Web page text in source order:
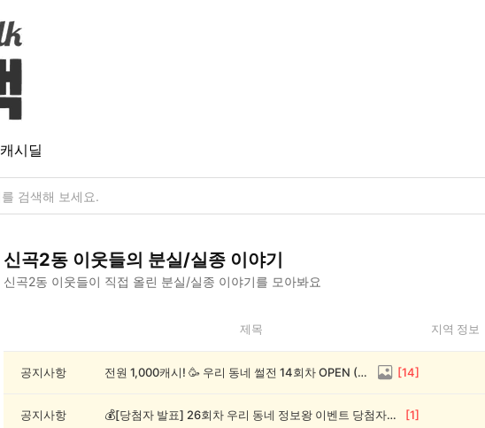
캐시딜
신곡2동 이웃들의 분실/실종 이야기
신곡2동 이웃들이 직접 올린 분실/실종 이야기를 모아봐요
2
제목 지역 정보
공지사항 전원 1,000캐시! 🥳 우리 동네 썰전 14회차 OPEN (~8/17) [14]
공지사항 💰[당첨자 발표] 26회차 우리 동네 정보왕 이벤트 당첨자를 발표합니다! [1]